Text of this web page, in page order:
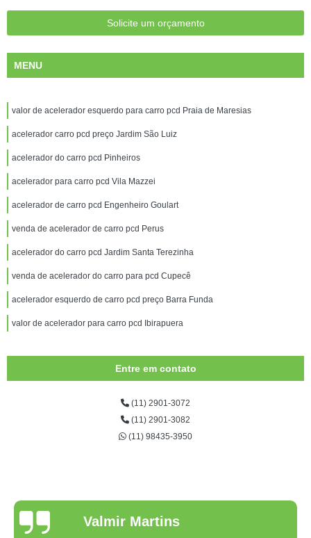
Solicite um orçamento
MENU
valor de acelerador esquerdo para carro pcd Praia de Maresias
acelerador carro pcd preço Jardim São Luiz
acelerador do carro pcd Pinheiros
acelerador para carro pcd Vila Mazzei
acelerador de carro pcd Engenheiro Goulart
venda de acelerador de carro pcd Perus
acelerador do carro pcd Jardim Santa Terezinha
venda de acelerador do carro para pcd Cupecê
acelerador esquerdo de carro pcd preço Barra Funda
valor de acelerador para carro pcd Ibirapuera
Entre em contato
(11) 2901-3072
(11) 2901-3082
(11) 98435-3950
Valmir Martins